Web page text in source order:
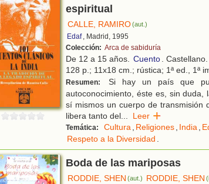
espiritual
CALLE, RAMIRO(aut.)
Edaf , Madrid, 1995
Colección: Arca de sabiduría
De 12 a 15 años. Cuento. Castellano.
128 p.; 11x18 cm.; rústica; 1ª ed., 1ª
Resumen:
Si hay un país que
autoconocimiento, éste es, sin
sí mismos un cuerpo de transmisión
libera tanto del... Leer
Temática: Cultura, Religiones, India,
Respeto a la Diversidad .
Boda de las mariposas
RODDIE, SHEN (aut.) RODDIE, SHEN